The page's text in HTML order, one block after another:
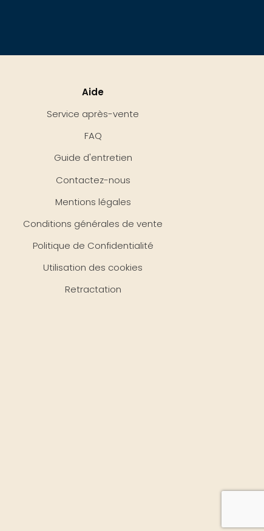
Aide
Service après-vente
FAQ
Guide d'entretien
Contactez-nous
Mentions légales
Conditions générales de vente
Politique de Confidentialité
Utilisation des cookies
Retractation